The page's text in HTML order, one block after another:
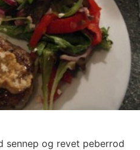
sennep og revet peberrod